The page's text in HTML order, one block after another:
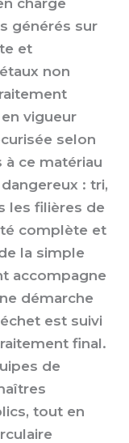
générés sur
et
non
vigueur
selon
ce matériau
: tri,
les filières de
complète et
la simple
accompagne
démarche
est suivi
final.
de
tout en